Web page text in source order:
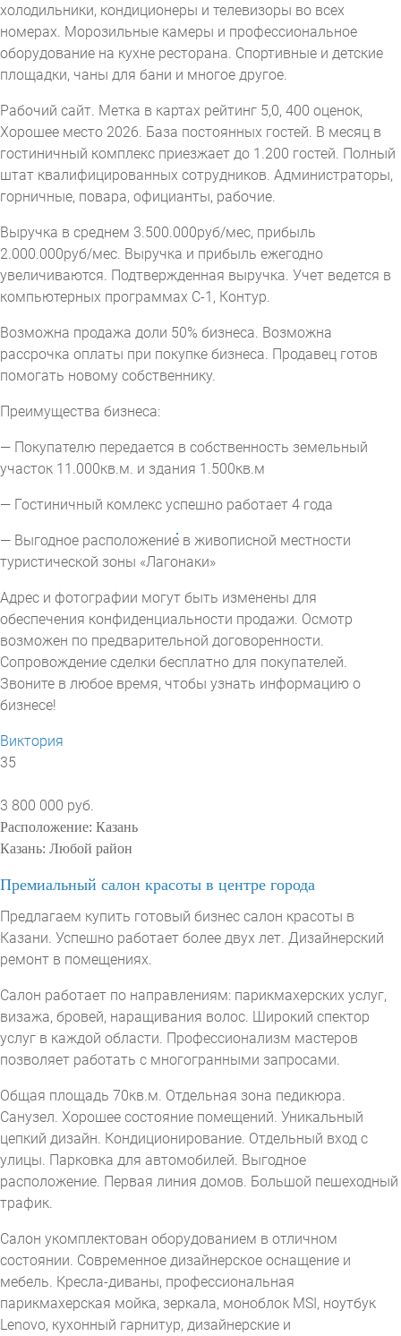
холодильники, кондиционеры и телевизоры во всех
номерах. Морозильные камеры и профессиональное
оборудование на кухне ресторана. Спортивные и детские
площадки, чаны для бани и многое другое.
Рабочий сайт. Метка в картах рейтинг 5,0, 400 оценок,
Хорошее место 2026. База постоянных гостей. В месяц в
гостиничный комплекс приезжает до 1.200 гостей. Полный
штат квалифицированных сотрудников. Администраторы,
горничные, повара, официанты, рабочие.
Выручка в среднем 3.500.000руб/мес, прибыль
2.000.000руб/мес. Выручка и прибыль ежегодно
увеличиваются. Подтвержденная выручка. Учет ведется в
компьютерных программах С-1, Контур.
Возможна продажа доли 50% бизнеса. Возможна
рассрочка оплаты при покупке бизнеса. Продавец готов
помогать новому собственнику.
Преимущества бизнеса:
— Покупателю передается в собственность земельный
участок 11.000кв.м. и здания 1.500кв.м
— Гостиничный комлекс успешно работает 4 года
— Выгодное расположение в живописной местности
туристической зоны «Лагонаки»
Адрес и фотографии могут быть изменены для
обеспечения конфиденциальности продажи. Осмотр
возможен по предварительной договоренности.
Сопровождение сделки бесплатно для покупателей.
Звоните в любое время, чтобы узнать информацию о
бизнесе!
Виктория
35
3 800 000 руб.
Расположение: Казань
Казань: Любой район
Премиальный салон красоты в центре города
Предлагаем купить готовый бизнес салон красоты в
Казани. Успешно работает более двух лет. Дизайнерский
ремонт в помещениях.
Салон работает по направлениям: парикмахерских услуг,
визажа, бровей, наращивания волос. Широкий спектор
услуг в каждой области. Профессионализм мастеров
позволяет работать с многогранными запросами.
Общая площадь 70кв.м. Отдельная зона педикюра.
Санузел. Хорошее состояние помещений. Уникальный
цепкий дизайн. Кондиционирование. Отдельный вход с
улицы. Парковка для автомобилей. Выгодное
расположение. Первая линия домов. Большой пешеходный
трафик.
Салон укомплектован оборудованием в отличном
состоянии. Современное дизайнерское оснащение и
мебель. Кресла-диваны, профессиональная
парикмахерская мойка, зеркала, моноблок MSI, ноутбук
Lenovo, кухонный гарнитур, дизайнерские и